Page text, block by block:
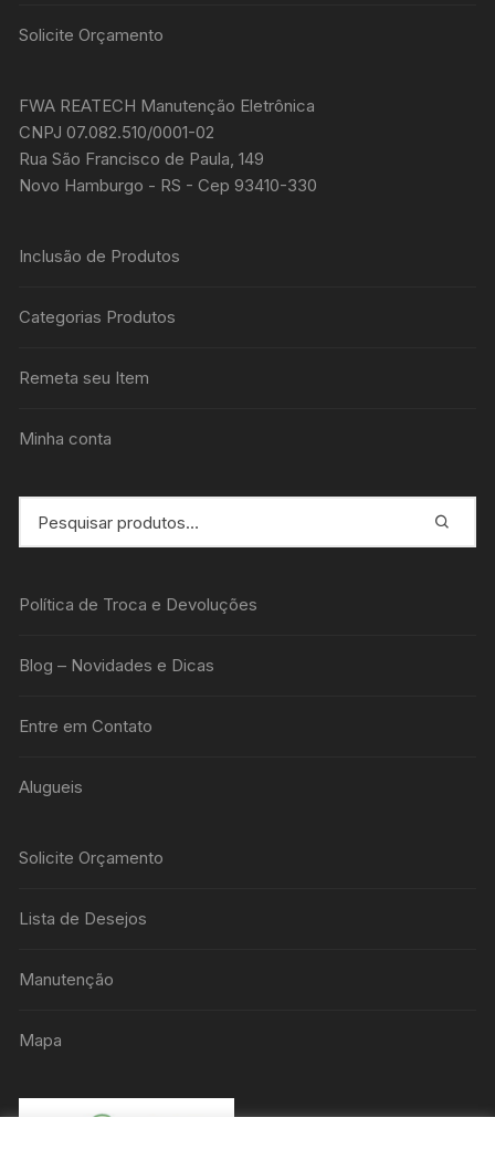
Solicite Orçamento
FWA REATECH Manutenção Eletrônica
CNPJ 07.082.510/0001-02
Rua São Francisco de Paula, 149
Novo Hamburgo - RS - Cep 93410-330
Inclusão de Produtos
Categorias Produtos
Remeta seu Item
Minha conta
Política de Troca e Devoluções
Blog – Novidades e Dicas
Entre em Contato
Alugueis
Solicite Orçamento
Lista de Desejos
Manutenção
Mapa